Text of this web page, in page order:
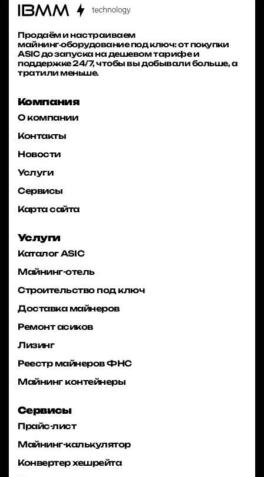
Продаём и настраиваем
майнинг‑оборудование под ключ: от покупки
ASIC до запуска на дешевом тарифе и
поддержке 24/7, чтобы вы добывали больше, а
тратили меньше.
Компания
О компании
Контакты
Новости
Услуги
Сервисы
Карта сайта
Услуги
Каталог ASIC
Майнинг-отель
Строительство под ключ
Доставка майнеров
Ремонт асиков
Лизинг
Реестр майнеров ФНС
Майнинг контейнеры
Сервисы
Прайс-лист
Майнинг-калькулятор
Конвертер хешрейта